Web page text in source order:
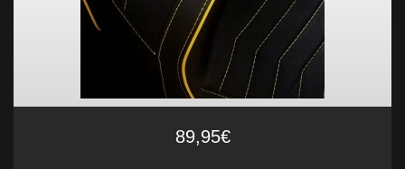
89,95€